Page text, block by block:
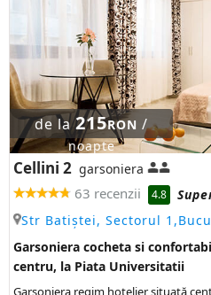
de la215RON /
noapte
Cellini 2 garsoniera
63 recenzii 4.8
Str Batiștei, Sectorul
Garsoniera cocheta si
centru, la Piata Universitatii
Garsoniera regim hotelier situată